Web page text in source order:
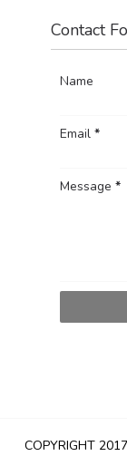
Contact
Name
Email*
Message*
COPYRIGHT